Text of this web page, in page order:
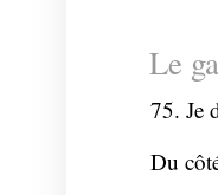
Le
75. Je
Du